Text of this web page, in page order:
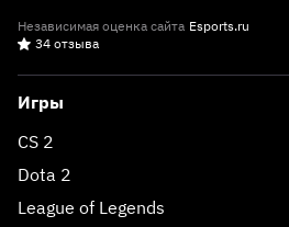
Независимая оценка сайта Esports.ru
34 отзыва
Игры
CS 2
Dota 2
League of Legends